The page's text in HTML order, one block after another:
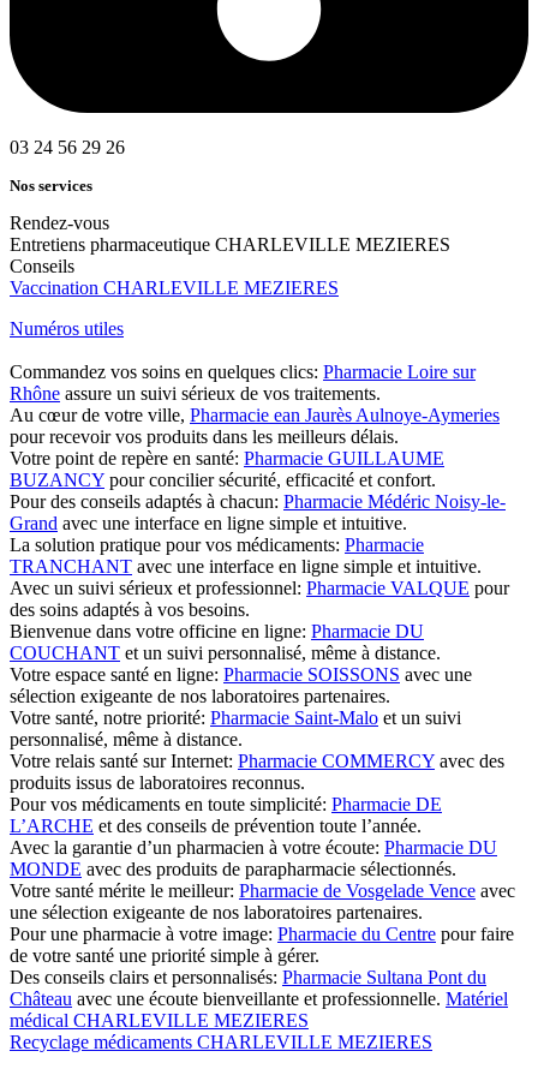
03 24 56 29 26
Nos services
Rendez-vous
Entretiens pharmaceutique CHARLEVILLE MEZIERES
Conseils
Vaccination CHARLEVILLE MEZIERES
Numéros utiles
Commandez vos soins en quelques clics: Pharmacie Loire sur
Rhône assure un suivi sérieux de vos traitements.
Au cœur de votre ville, Pharmacie ean Jaurès Aulnoye-Aymeries
pour recevoir vos produits dans les meilleurs délais.
Votre point de repère en santé: Pharmacie GUILLAUME
BUZANCY pour concilier sécurité, efficacité et confort.
Pour des conseils adaptés à chacun: Pharmacie Médéric Noisy-le-
Grand avec une interface en ligne simple et intuitive.
La solution pratique pour vos médicaments: Pharmacie
TRANCHANT avec une interface en ligne simple et intuitive.
Avec un suivi sérieux et professionnel: Pharmacie VALQUE pour
des soins adaptés à vos besoins.
Bienvenue dans votre officine en ligne: Pharmacie DU
COUCHANT et un suivi personnalisé, même à distance.
Votre espace santé en ligne: Pharmacie SOISSONS avec une
sélection exigeante de nos laboratoires partenaires.
Votre santé, notre priorité: Pharmacie Saint-Malo et un suivi
personnalisé, même à distance.
Votre relais santé sur Internet: Pharmacie COMMERCY avec des
produits issus de laboratoires reconnus.
Pour vos médicaments en toute simplicité: Pharmacie DE
L’ARCHE et des conseils de prévention toute l’année.
Avec la garantie d’un pharmacien à votre écoute: Pharmacie DU
MONDE avec des produits de parapharmacie sélectionnés.
Votre santé mérite le meilleur: Pharmacie de Vosgelade Vence avec
une sélection exigeante de nos laboratoires partenaires.
Pour une pharmacie à votre image: Pharmacie du Centre pour faire
de votre santé une priorité simple à gérer.
Des conseils clairs et personnalisés: Pharmacie Sultana Pont du
Château avec une écoute bienveillante et professionnelle. Matériel
médical CHARLEVILLE MEZIERES
Recyclage médicaments CHARLEVILLE MEZIERES